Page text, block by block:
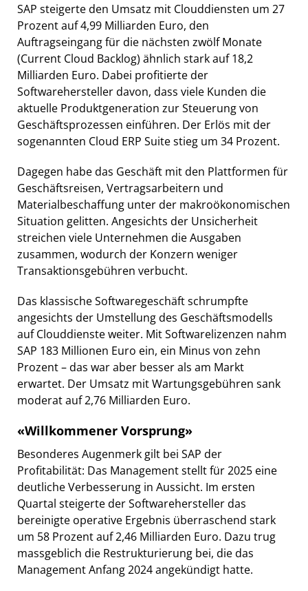
SAP steigerte den Umsatz mit Clouddiensten um 27
Prozent auf 4,99 Milliarden Euro, den
Auftragseingang für die nächsten zwölf Monate
(Current Cloud Backlog) ähnlich stark auf 18,2
Milliarden Euro. Dabei profitierte der
Softwarehersteller davon, dass viele Kunden die
aktuelle Produktgeneration zur Steuerung von
Geschäftsprozessen einführen. Der Erlös mit der
sogenannten Cloud ERP Suite stieg um 34 Prozent.
Dagegen habe das Geschäft mit den Plattformen für
Geschäftsreisen, Vertragsarbeitern und
Materialbeschaffung unter der makroökonomischen
Situation gelitten. Angesichts der Unsicherheit
streichen viele Unternehmen die Ausgaben
zusammen, wodurch der Konzern weniger
Transaktionsgebühren verbucht.
Das klassische Softwaregeschäft schrumpfte
angesichts der Umstellung des Geschäftsmodells
auf Clouddienste weiter. Mit Softwarelizenzen nahm
SAP 183 Millionen Euro ein, ein Minus von zehn
Prozent – das war aber besser als am Markt
erwartet. Der Umsatz mit Wartungsgebühren sank
moderat auf 2,76 Milliarden Euro.
«Willkommener Vorsprung»
Besonderes Augenmerk gilt bei SAP der
Profitabilität: Das Management stellt für 2025 eine
deutliche Verbesserung in Aussicht. Im ersten
Quartal steigerte der Softwarehersteller das
bereinigte operative Ergebnis überraschend stark
um 58 Prozent auf 2,46 Milliarden Euro. Dazu trug
massgeblich die Restrukturierung bei, die das
Management Anfang 2024 angekündigt hatte.